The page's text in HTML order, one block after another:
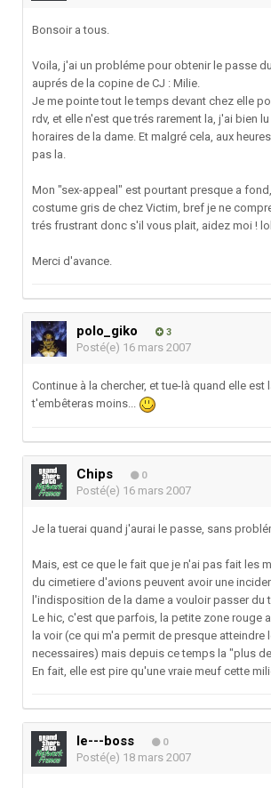
Bonsoir a tous.
Voila, j'ai un probléme pour obtenir le passe
auprés de la copine de CJ : Milie.
Je me pointe tout le temps devant chez elle
rdv, et elle n'est que trés rarement la, j'ai bien
horaires de la dame. Et malgré cela, aux
pas la.
Mon "sex-appeal" est pourtant presque a
costume gris de chez Victim, bref je ne
trés frustrant donc s'il vous plait, aidez moi ! lol
Merci d'avance.
polo_giko 3
Posté(e) 16 mars 2007
Continue à la chercher, et tue-là quand elle est
t'embêteras moins...
Chips 0
Posté(e) 16 mars 2007
Je la tuerai quand j'aurai le passe, sans
Mais, est ce que le fait que je n'ai pas fait les
du cimetiere d'avions peuvent avoir une
l'indisposition de la dame a vouloir passer du
Le hic, c'est que parfois, la petite zone rouge
la voir (ce qui m'a permit de presque atteindre
necessaires) mais depuis ce temps la "plus
En fait, elle est pire qu'une vraie meuf cette
le---boss 0
Posté(e) 18 mars 2007